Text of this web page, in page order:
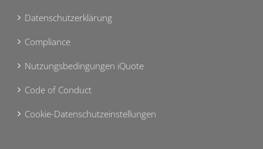
Datenschutzerklärung
Compliance
Nutzungsbedingungen iQuote
Code of Conduct
Cookie-Datenschutzeinstellungen